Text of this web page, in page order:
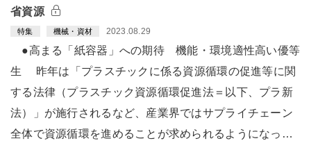
省資源
特集 機械・資材 2023.08.29
●高まる「紙容器」への期待 機能・環境適性高い優等
生 昨年は「プラスチックに係る資源循環の促進等に関
する法律（プラスチック資源循環促進法＝以下、プラ新
法）」が施行されるなど、産業界ではサプライチェーン
全体で資源循環を進めることが求められるようになっ…